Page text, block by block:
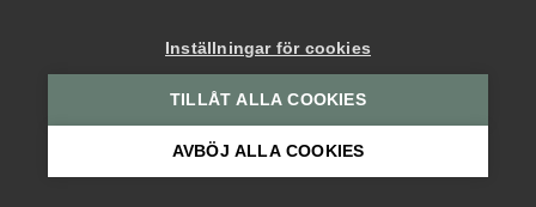
Sök på kompetensforetagen.se
Inställningar för cookies
TILLÅT ALLA COOKIES
AVBÖJ ALLA COOKIES